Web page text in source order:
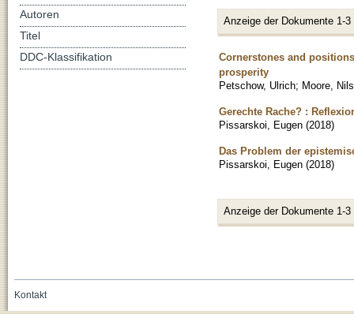
Anzeige der Dokumente 1-3
Cornerstones and
prosperity
Petschow, Ulrich; Moore,
Gerechte Rache? :
Pissarskoi, Eugen (2018)
Das Problem der
Pissarskoi, Eugen (2018)
Anzeige der Dokumente 1-3
Autoren
Titel
DDC-Klassifikation
Kontakt